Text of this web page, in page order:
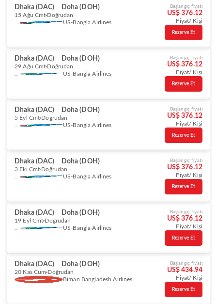
Dhaka (DAC) Doha (DOH)
15 Ağu Cmt Doğrudan
US-Bangla Airlines
Başlangıç fiyatı
US$ 376.12
Fiyat/ Kişi
Rezerve Et
Dhaka (DAC) Doha (DOH)
29 Ağu Cmt Doğrudan
US-Bangla Airlines
Başlangıç fiyatı
US$ 376.12
Fiyat/ Kişi
Rezerve Et
Dhaka (DAC) Doha (DOH)
5 Eyl Cmt Doğrudan
US-Bangla Airlines
Başlangıç fiyatı
US$ 376.12
Fiyat/ Kişi
Rezerve Et
Dhaka (DAC) Doha (DOH)
3 Eki Cmt Doğrudan
US-Bangla Airlines
Başlangıç fiyatı
US$ 376.12
Fiyat/ Kişi
Rezerve Et
Dhaka (DAC) Doha (DOH)
19 Eyl Cmt Doğrudan
US-Bangla Airlines
Başlangıç fiyatı
US$ 376.12
Fiyat/ Kişi
Rezerve Et
Dhaka (DAC) Doha (DOH)
20 Kas Cum Doğrudan
Biman Bangladesh Airlines
Başlangıç fiyatı
US$ 434.94
Fiyat/ Kişi
Rezerve Et